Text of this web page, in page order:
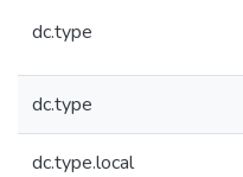
dc.type
dc.type
dc.type.local